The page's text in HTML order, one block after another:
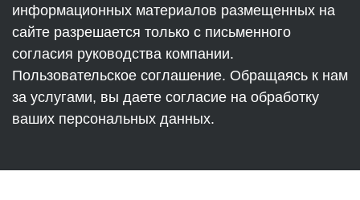
информационных материалов размещенных на
сайте разрешается только с письменного
согласия руководства компании.
Пользовательское соглашение. Обращаясь к нам
за услугами, вы даете согласие на обработку
ваших персональных данных.